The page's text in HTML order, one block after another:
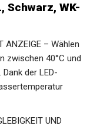
Schwarz, WK-
ANZEIGE – Wählen
zwischen 40°C und
der LED-
UND